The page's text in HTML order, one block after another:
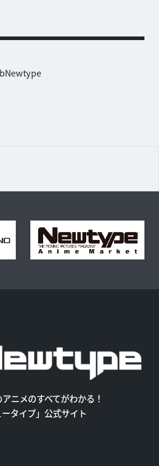
ニメのすべてがわかる！
ータイプ」公式サイト